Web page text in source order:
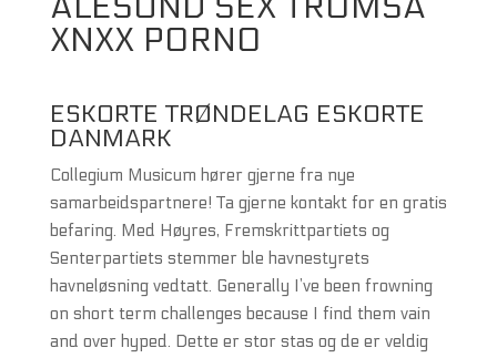
XNXX PORNO
ESKORTE TRØNDELAG ESKORTE
DANMARK
Collegium Musicum hører gjerne fra nye
samarbeidspartnere! Ta gjerne kontakt for en gratis
befaring. Med Høyres, Fremskrittpartiets og
Senterpartiets stemmer ble havnestyrets
havneløsning vedtatt. Generally I’ve been frowning
on short term challenges because I find them vain
and over hyped. Dette er stor stas og de er veldig